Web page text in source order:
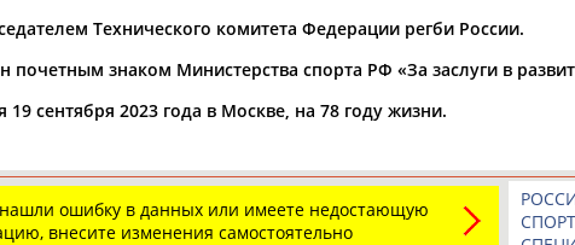
Технического комитета Федерации регби России.
почетным знаком Министерства спорта РФ «За заслуги в
19 сентября 2023 года в Москве, на 78 году жизни.
ошибку в данных или имеете недостающую
внесите изменения самостоятельно